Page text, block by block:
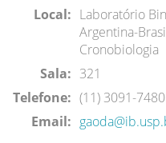
Local: Laboratório
Argentina-
Cronobiologia
Sala: 321
Telefone: (11) 3091-7480
Email: